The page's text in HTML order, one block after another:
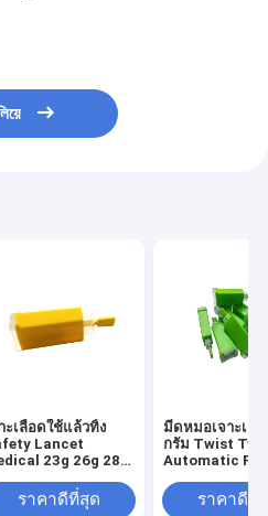
ะเลือดใช้แล้วทิ้ง
Lancet
23g 26g 28g
ราคาดีที่สุด
มีดหมอเจาะเลื
กรัม Twist
Automatic
Glucose Use
ราคาดีที่